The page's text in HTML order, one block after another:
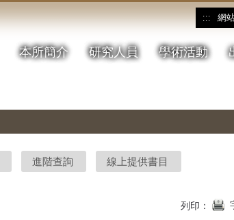
::: 網
本所簡介 研究人員 學術活動
進階查詢 線上提供書目
列印：